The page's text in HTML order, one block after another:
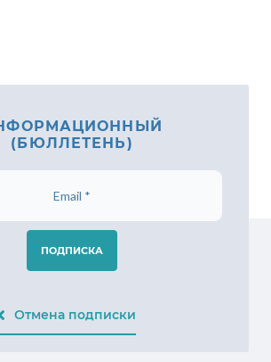
(БЮЛЛЕТЕНЬ)
ПОДПИСКА
Отмена подписки